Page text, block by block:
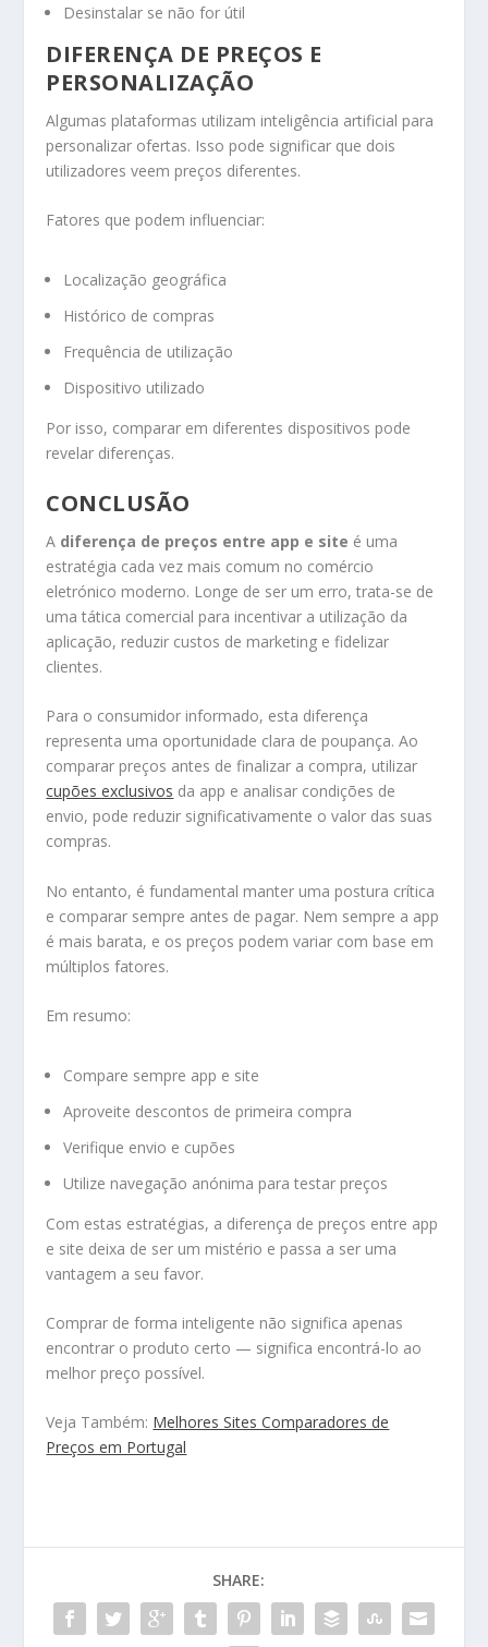
Desinstalar se não for útil
DIFERENÇA DE PREÇOS E
PERSONALIZAÇÃO
Algumas plataformas utilizam inteligência artificial para
personalizar ofertas. Isso pode significar que dois
utilizadores veem preços diferentes.
Fatores que podem influenciar:
Localização geográfica
Histórico de compras
Frequência de utilização
Dispositivo utilizado
Por isso, comparar em diferentes dispositivos pode
revelar diferenças.
CONCLUSÃO
A diferença de preços entre app e site é uma
estratégia cada vez mais comum no comércio
eletrónico moderno. Longe de ser um erro, trata-se de
uma tática comercial para incentivar a utilização da
aplicação, reduzir custos de marketing e fidelizar
clientes.
Para o consumidor informado, esta diferença
representa uma oportunidade clara de poupança. Ao
comparar preços antes de finalizar a compra, utilizar
cupões exclusivos da app e analisar condições de
envio, pode reduzir significativamente o valor das suas
compras.
No entanto, é fundamental manter uma postura crítica
e comparar sempre antes de pagar. Nem sempre a app
é mais barata, e os preços podem variar com base em
múltiplos fatores.
Em resumo:
Compare sempre app e site
Aproveite descontos de primeira compra
Verifique envio e cupões
Utilize navegação anónima para testar preços
Com estas estratégias, a diferença de preços entre app
e site deixa de ser um mistério e passa a ser uma
vantagem a seu favor.
Comprar de forma inteligente não significa apenas
encontrar o produto certo — significa encontrá-lo ao
melhor preço possível.
Veja Também: Melhores Sites Comparadores de
Preços em Portugal
SHARE: